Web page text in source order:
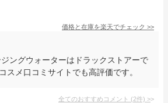
価格と在庫を楽天でチェック >>
ングウォーターはドラックストアーで
スメ口コミサイトでも高評価です。
全てのおすすめコメント (2件) >